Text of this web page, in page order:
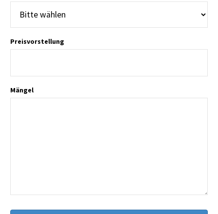
Preisvorstellung
Mängel